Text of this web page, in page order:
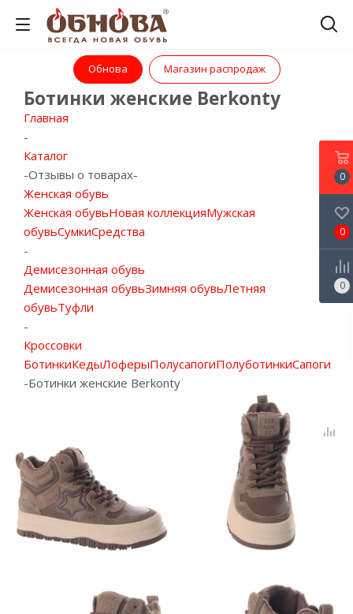
Обнова Магазин распродаж
Ботинки женские Berkonty
Главная
-
Каталог
-Отзывы о товарах-
Женская обувь
Женская обувьНовая коллекцияМужская
обувьСумкиСредства
-
Демисезонная обувь
Демисезонная обувьЗимняя обувьЛетняя
обувьТуфли
-
Кроссовки
БотинкиКедыЛоферыПолусапогиПолуботинкиСапоги
-Ботинки женские Berkonty
0
0
0